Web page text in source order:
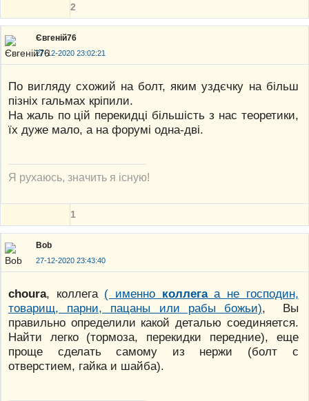
2
Євгеній76
27-12-2020 23:02:21
По вигляду схожий на болт, яким уздєчку на більш
пізніх гальмах кріпили.
На жаль по цій перекидці більшість з нас теоретики,
їх дуже мало, а на форумі одна-дві.
Я рухаюсь, значить я існую!
1
Bob
27-12-2020 23:43:40
choura, коллега ( именно коллегаа не господин,
товарищ, парни, пацаны или рабы божьи), Вы
правильно определили какой деталью соединяется.
Найти легко (тормоза, перекидки передние), еще
проще сделать самому из нержи (болт с
отверстием, гайка и шайба).